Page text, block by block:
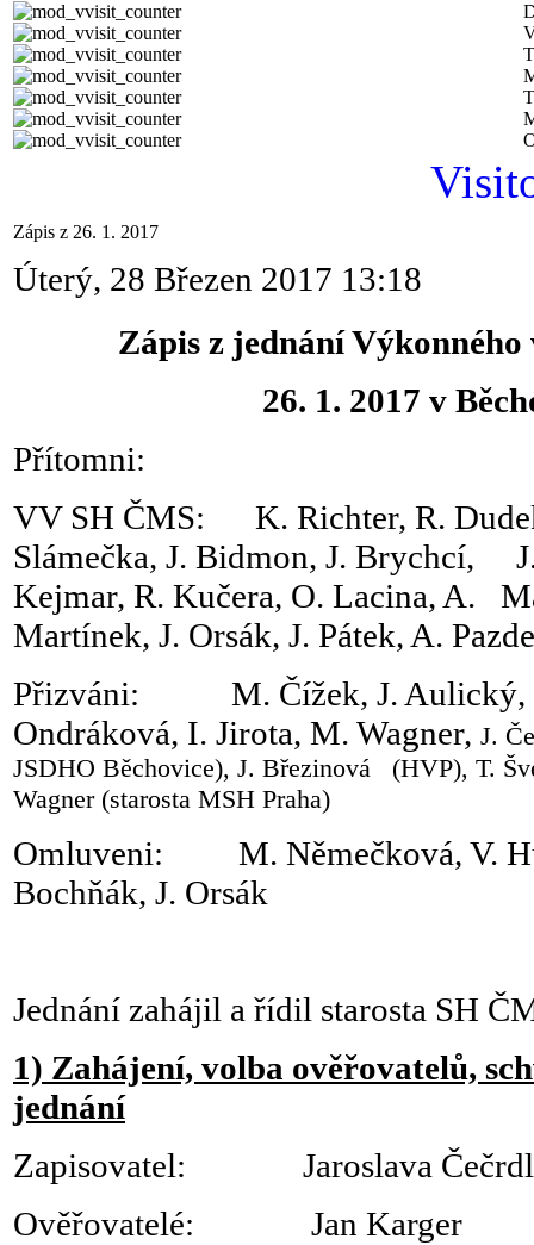
Zápis z 26. 1. 2017
Úterý, 28 Březen 2017 13:18
Zápis z jednání
26. 1. 2017 v
Přítomni:
VV SH ČMS: K. Richter, R.
Slámečka, J. Bidmon, J. Brychcí,
Kejmar, R. Kučera, O. Lacina, A.
Martínek, J. Orsák, J. Pátek, A.
Přizváni: M. Čížek, J. Aulický, J.
Ondráková, I. Jirota, M. Wagner, J.
JSDHO Běchovice), J. Březinová
(HVP), T.
Wagner (starosta MSH Praha)
Omluveni: M. Němečková, V.
Bochňák, J. Orsák
Jednání zahájil a řídil starosta SH
1) Zahájení, volba ověřovatelů,
jednání
Zapisovatel: Jaroslava
Ověřovatelé: Jan Karger